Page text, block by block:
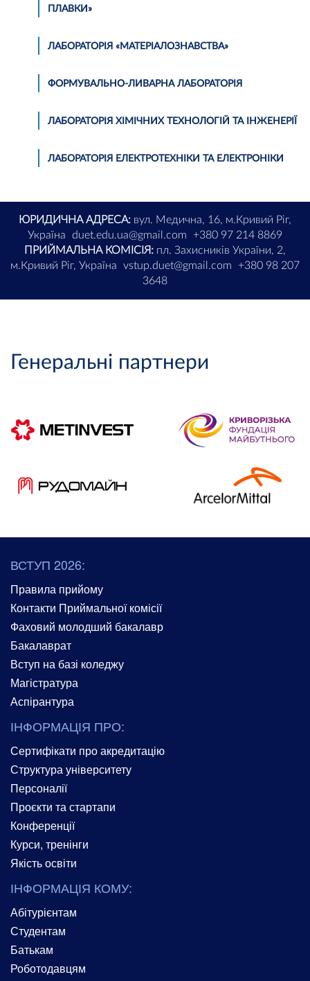
ПЛАВКИ»
ЛАБОРАТОРІЯ «МАТЕРІАЛОЗНАВСТВА»
ФОРМУВАЛЬНО-ЛИВАРНА ЛАБОРАТОРІЯ
ЛАБОРАТОРІЯ ХІМІЧНИХ ТЕХНОЛОГІЙ ТА ІНЖЕНЕРІЇ
ЛАБОРАТОРІЯ ЕЛЕКТРОТЕХНІКИ ТА ЕЛЕКТРОНІКИ
ЮРИДИЧНА АДРЕСА: вул. Медична, 16, м.Кривий Ріг,
Україна
duet.edu.ua@gmail.com
+380 97 214 8869
ПРИЙМАЛЬНА КОМІСІЯ: пл. Захисників України, 2,
м.Кривий Ріг, Україна
vstup.duet@gmail.com
+380 98 207
3648
Генеральні партнери
ВСТУП 2026:
Правила прийому
Контакти Приймальної комісії
Фаховий молодший бакалавр
Бакалаврат
Вступ на базі коледжу
Магістратура
Аспірантура
ІНФОРМАЦІЯ ПРО:
Сертифікати про акредитацію
Структура університету
Персоналії
Проєкти та стартапи
Конференції
Курси, тренінги
Якість освіти
ІНФОРМАЦІЯ КОМУ:
Абітурієнтам
Студентам
Батькам
Роботодавцям